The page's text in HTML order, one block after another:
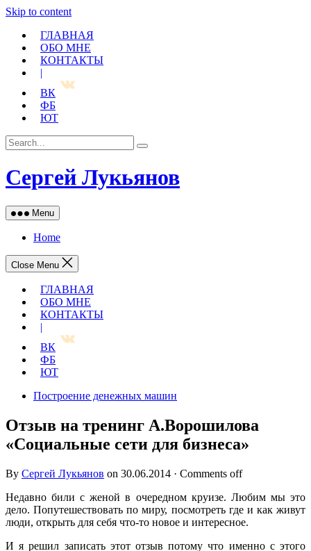
Skip to content
ГЛАВНАЯ
ОБО МНЕ
КОНТАКТЫ
|
ВК
ФБ
ЮТ
Сергей Лукьянов
Menu
Home
Close Menu
ГЛАВНАЯ
ОБО МНЕ
КОНТАКТЫ
|
ВК
ФБ
ЮТ
Построение денежных машин
Отзыв на тренинг А.Ворошилова
«Социальные сети для бизнеса»
By Сергей Лукьянов on 30.06.2014 · Comments off
Недавно били с женой в очередном круизе. Любим мы это
дело. Попутешествовать по миру, посмотреть где и как живут
люди, открыть для себя что-то новое и интересное.
И я решил записать этот отзыв потому что именно с этого